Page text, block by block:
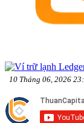
10 Tháng 06, 2026